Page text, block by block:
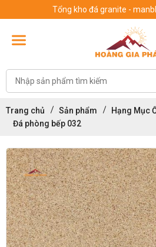
Tổng kho đá granite -
Trang chủ Sản phẩm Hạng Mục
Đá phòng bếp 032